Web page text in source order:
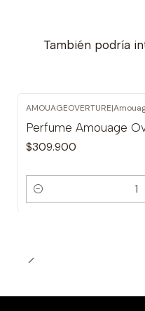
También podría
AMOUAGEOVERTURE|
Perfume Amouage
$309.900
Cantidad